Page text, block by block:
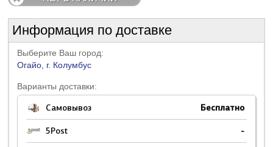
Информация по доставке
Выберите Ваш город:
Огайо, г. Колумбус
Варианты доставки:
Самовывоз Бесплатно
5Post -